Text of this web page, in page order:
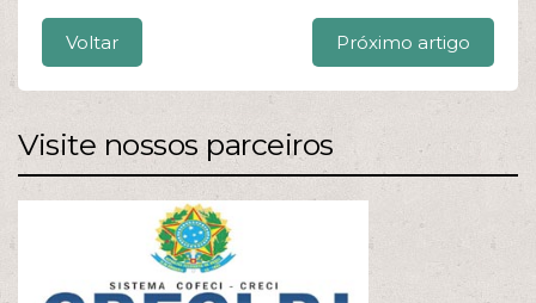
Voltar Próximo artigo
Visite nossos parceiros